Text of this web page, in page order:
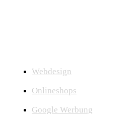
Webdesign
Onlineshops
Google Werbung